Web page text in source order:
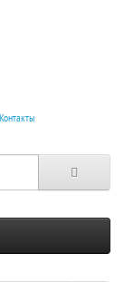
Контакты